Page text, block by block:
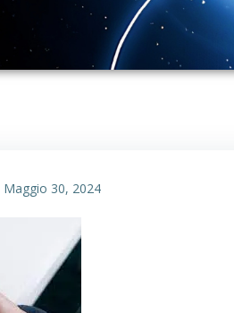
Maggio 30, 2024